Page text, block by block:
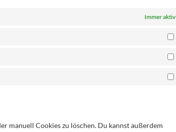
Immer aktiv
manuell Cookies zu löschen. Du kannst außerdem